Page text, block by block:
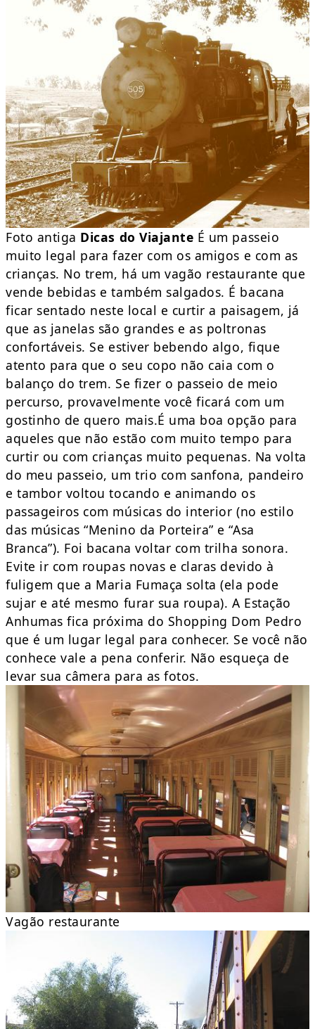
Foto antiga Dicas do Viajante É um passeio
muito legal para fazer com os amigos e com as
crianças. No trem, há um vagão restaurante que
vende bebidas e também salgados. É bacana
ficar sentado neste local e curtir a paisagem, já
que as janelas são grandes e as poltronas
confortáveis. Se estiver bebendo algo, fique
atento para que o seu copo não caia com o
balanço do trem. Se fizer o passeio de meio
percurso, provavelmente você ficará com um
gostinho de quero mais.É uma boa opção para
aqueles que não estão com muito tempo para
curtir ou com crianças muito pequenas. Na volta
do meu passeio, um trio com sanfona, pandeiro
e tambor voltou tocando e animando os
passageiros com músicas do interior (no estilo
das músicas “Menino da Porteira” e “Asa
Branca”). Foi bacana voltar com trilha sonora.
Evite ir com roupas novas e claras devido à
fuligem que a Maria Fumaça solta (ela pode
sujar e até mesmo furar sua roupa). A Estação
Anhumas fica próxima do Shopping Dom Pedro
que é um lugar legal para conhecer. Se você não
conhece vale a pena conferir. Não esqueça de
levar sua câmera para as fotos.
Vagão restaurante